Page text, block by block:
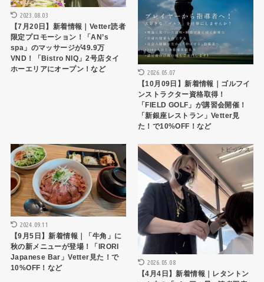
2023.08.03
【7月20日】新着情報｜Vetter読者
限定プロモーション！「AN’s
spa」のマッサージが49.9万
VND！「Bistro NIQ」2号店タイ
ホーエリアにオープン！など
2026.05.07
【10月09日】新着情報｜ゴルフイ
ンストラクター資格取得！
「FIELD GOLF」が講習会開催！
「新銀座レストラン」Vetter見
た！で10%OFF！など
トピックス
2024.09.11
【9月5日】新着情報｜「牛角」に
秋の新メニューが登場！「IRORI
Japanese Bar」Vetter見た！で
10%OFF！など
トピックス
2026.05.08
【4月4日】新着情報｜レタントン